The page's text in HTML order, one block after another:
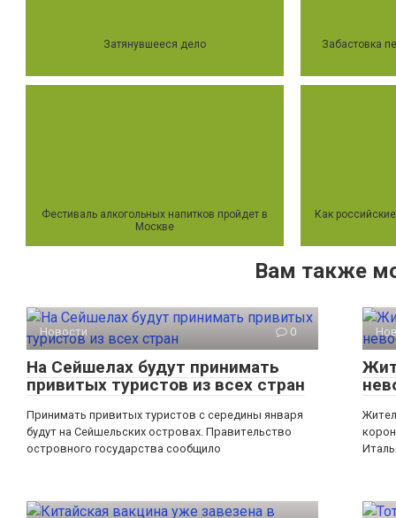
Затянувшееся дело Забастовка
Фестиваль алкогольных напитков пройдет в
Москве
Как
Вам также
Новости 0
На Сейшелах будут принимать
привитых туристов из всех стран
Принимать привитых туристов с середины января
будут на Сейшельских островах. Правительство
островного государства сообщило